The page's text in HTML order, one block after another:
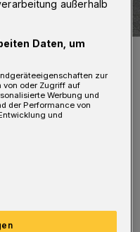
er die
außerhalb
Daten, um
zur
von oder Zugriff auf
Werbung und
der Performance von
und